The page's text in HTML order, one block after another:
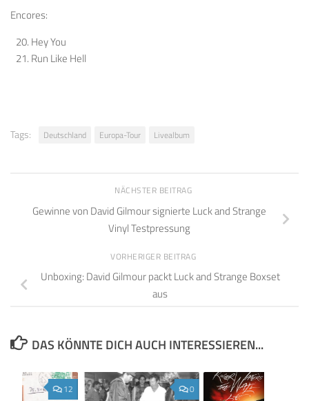
Encores:
Hey You
Run Like Hell
Tags: Deutschland Europa-Tour Livealbum
NÄCHSTER BEITRAG
Gewinne von David Gilmour signierte Luck and Strange
Vinyl Testpressung
VORHERIGER BEITRAG
Unboxing: David Gilmour packt Luck and Strange Boxset
aus
DAS KÖNNTE DICH AUCH INTERESSIEREN...
0
12